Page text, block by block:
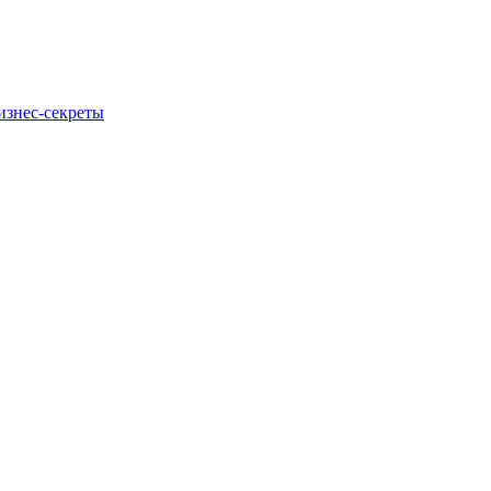
секреты